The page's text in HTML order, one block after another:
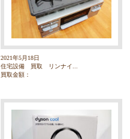
2021年5月18日
住宅設備 買取 リンナイ...
買取金額：